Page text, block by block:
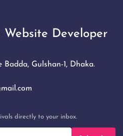
Website Developer
Gulshan-1, Dhaka.
directly to your inbox.